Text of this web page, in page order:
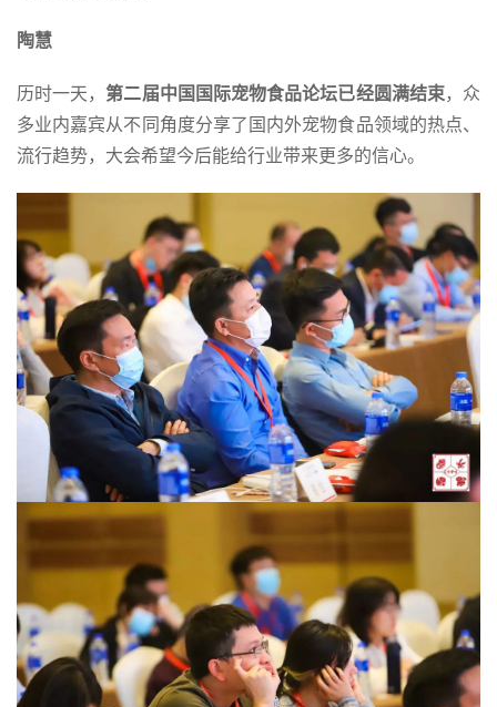
陶慧
历时一天， 第二届中国国际宠物食品论坛已经圆满结束，众
多业内嘉宾从不同角度分享了国内外宠物食品领域的热点、
流行趋势，大会希望今后能给行业带来更多的信心。